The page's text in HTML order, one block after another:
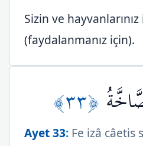
Sizin ve
(faydalanmanız için).
﴿٣٣﴾
Ayet 33: Fe izâ câetis